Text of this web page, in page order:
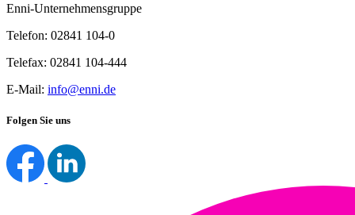
Enni-Unternehmensgruppe
Telefon: 02841 104-0
Telefax: 02841 104-444
E-Mail: info@enni.de
Folgen Sie uns